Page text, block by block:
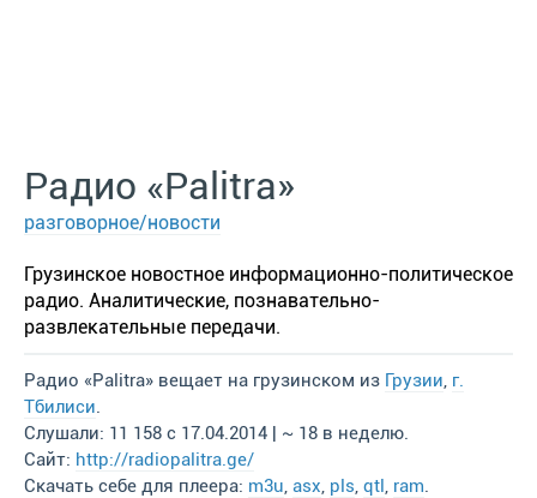
Радио «Palitra»
разговорное/новости
Грузинское новостное информационно-политическое
радио. Аналитические, познавательно-
развлекательные передачи.
Радио «Palitra» вещает на грузинском из Грузии, г.
Тбилиси.
Слушали: 11 158 с 17.04.2014 | ~ 18 в неделю.
Сайт: http://radiopalitra.ge/
Скачать себе для плеера: m3u, asx, pls, qtl, ram.